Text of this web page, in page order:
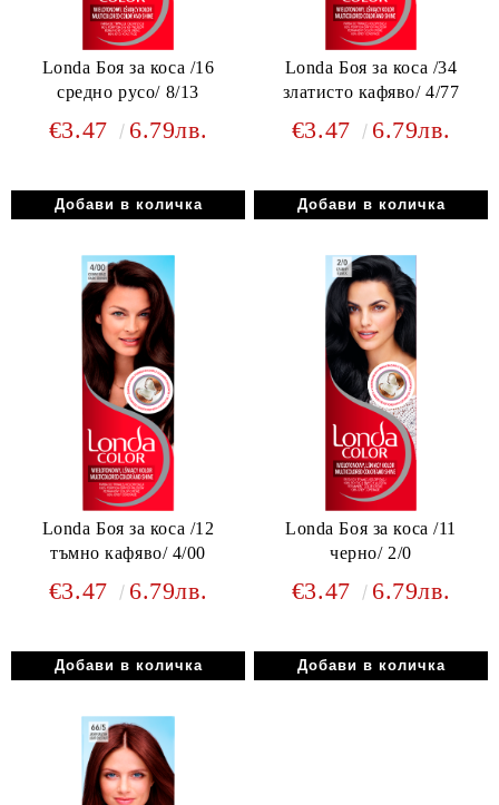
Londa Боя за коса /16
средно русо/ 8/13
€3.47 6.79лв.
Londa Боя за коса /34
златисто кафяво/ 4/77
€3.47 6.79лв.
Londa Боя за коса /12
тъмно кафяво/ 4/00
€3.47 6.79лв.
Londa Боя за коса /11
черно/ 2/0
€3.47 6.79лв.